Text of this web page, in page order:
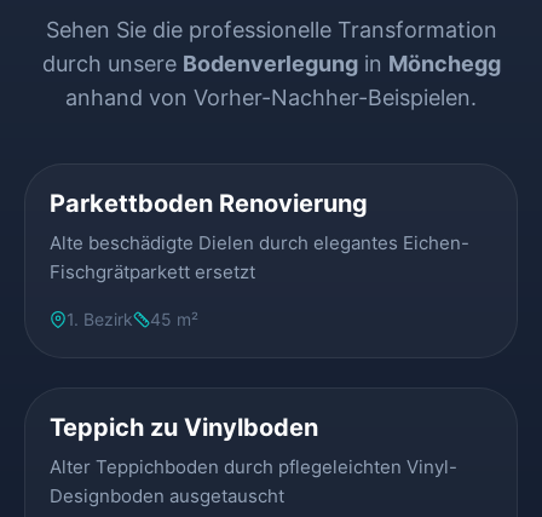
Sehen Sie die professionelle Transformation
durch unsere Bodenverlegungin Mönchegg
anhand von Vorher-Nachher-Beispielen.
Parkettboden Renovierung
Alte beschädigte Dielen durch elegantes Eichen-
Fischgrätparkett ersetzt
1. Bezirk 45 m²
Teppich zu Vinylboden
Alter Teppichboden durch pflegeleichten Vinyl-
Designboden ausgetauscht